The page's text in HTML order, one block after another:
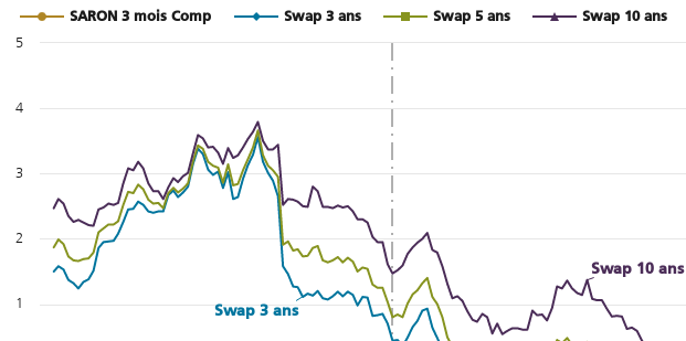
Line chart with 5 lines.
Les valeurs sont basées sur le Libor jusqu’en 2010 et sur le SARON à partir de 2011.
The chart has 1 X axis displaying Time. Range: 2005 to 2026
The chart has 1 Y axis displaying Percentage. Range: -2 to 5.
Swap 3 ans
Swap 10 ans
SARON 3 mois Comp Swap 3 ans Swap 5 ans Swap 10 ans
1
2
3
4
5